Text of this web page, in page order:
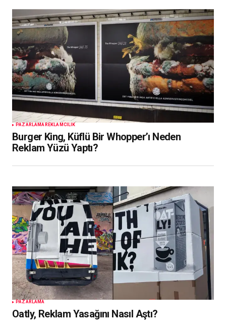
PAZARLAMA REKLAMCILIK
Burger King, Küflü Bir Whopper’ı Neden
Reklam Yüzü Yaptı?
PAZARLAMA
Oatly, Reklam Yasağını Nasıl Aştı?